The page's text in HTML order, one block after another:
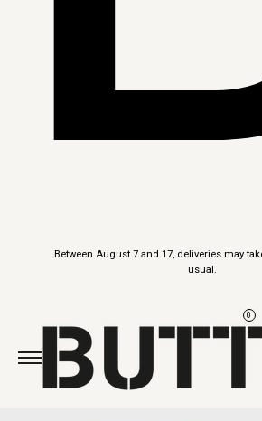
Between August 7 and 17, deliveries may
usual.
0